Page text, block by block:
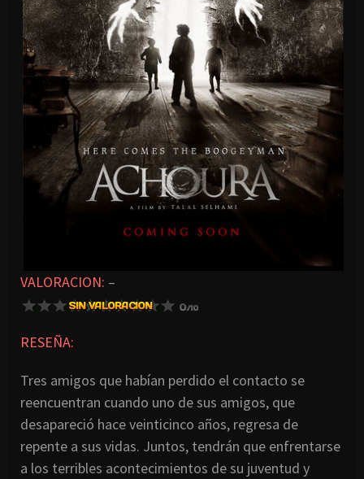
VALORACION: –
RESEÑA:
Tres amigos que habían perdido el contacto se
reencuentran cuando uno de sus amigos, que
desapareció hace veinticinco años, regresa de
repente a sus vidas. Juntos, tendrán que enfrentarse
a los terribles acontecimientos de su juventud y